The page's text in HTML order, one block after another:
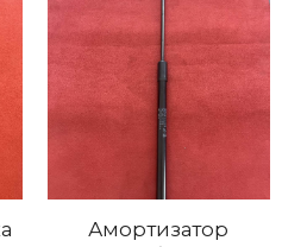
Амортизатор